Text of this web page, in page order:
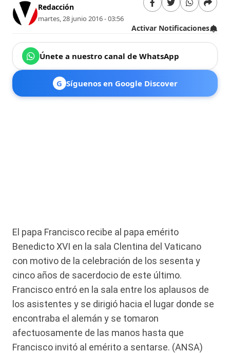
Redacción
martes, 28 junio 2016 - 03:56
Activar Notificaciones
Únete a nuestro canal de WhatsApp
G Síguenos en Google Discover
El papa Francisco recibe al papa emérito
Benedicto XVI en la sala Clentina del Vaticano
con motivo de la celebración de los sesenta y
cinco años de sacerdocio de este último.
Francisco entró en la sala entre los aplausos de
los asistentes y se dirigió hacia el lugar donde se
encontraba el alemán y se tomaron
afectuosamente de las manos hasta que
Francisco invitó al emérito a sentarse. (ANSA)